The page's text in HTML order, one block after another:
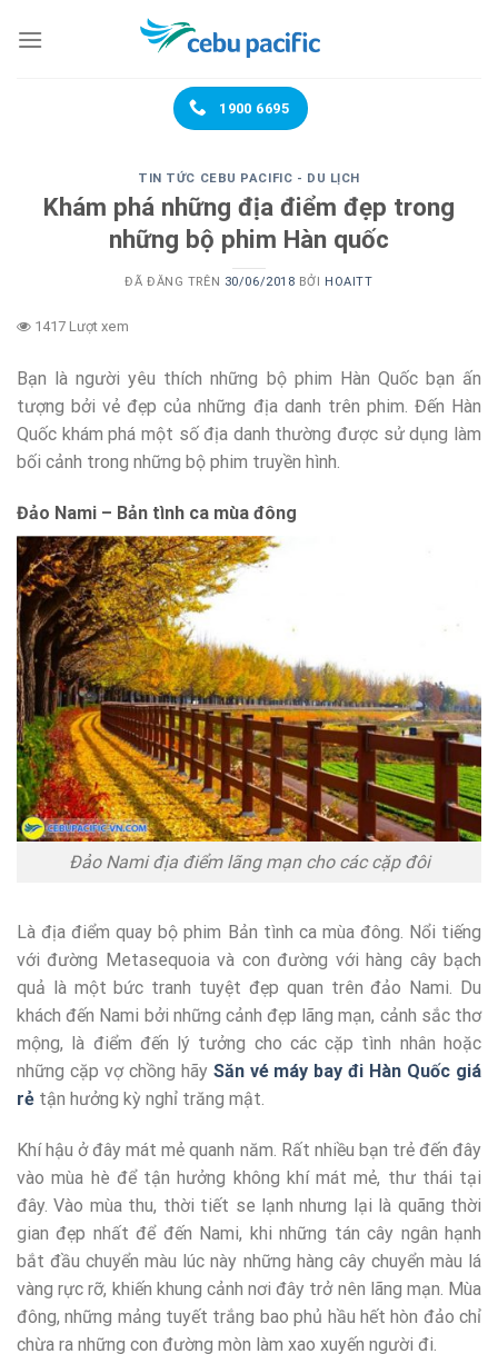
đến
1900 6695
TIN TỨC CEBU PACIFIC - DU LỊCH
Khám phá những địa điểm đẹp trong
những bộ phim Hàn quốc
ĐÃ ĐĂNG TRÊN 30/06/2018 BỞI HOAITT
1417 Lượt xem
Bạn là người yêu thích những bộ phim Hàn Quốc bạn ấn
tượng bởi vẻ đẹp của những địa danh trên phim. Đến Hàn
Quốc khám phá một số địa danh thường được sử dụng làm
bối cảnh trong những bộ phim truyền hình.
Đảo Nami – Bản tình ca mùa đông
Đảo Nami địa điểm lãng mạn cho các cặp đôi
Là địa điểm quay bộ phim Bản tình ca mùa đông. Nổi tiếng
với đường Metasequoia và con đường với hàng cây bạch
quả là một bức tranh tuyệt đẹp quan trên đảo Nami. Du
khách đến Nami bởi những cảnh đẹp lãng mạn, cảnh sắc thơ
mộng, là điểm đến lý tưởng cho các cặp tình nhân hoặc
những cặp vợ chồng hãy Săn vé máy bay đi Hàn Quốc giá
rẻ tận hưởng kỳ nghỉ trăng mật.
Khí hậu ở đây mát mẻ quanh năm. Rất nhiều bạn trẻ đến đây
vào mùa hè để tận hưởng không khí mát mẻ, thư thái tại
đây. Vào mùa thu, thời tiết se lạnh nhưng lại là quãng thời
gian đẹp nhất để đến Nami, khi những tán cây ngân hạnh
bắt đầu chuyển màu lúc này những hàng cây chuyển màu lá
vàng rực rỡ, khiến khung cảnh nơi đây trở nên lãng mạn. Mùa
đông, những mảng tuyết trắng bao phủ hầu hết hòn đảo chỉ
chừa ra những con đường mòn làm xao xuyến người đi.